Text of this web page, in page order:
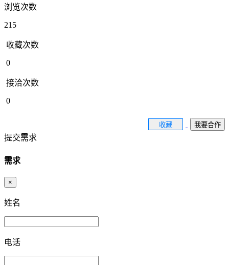
浏览次数
215
收藏次数
0
接洽次数
0
收藏 我要合作
提交需求
需求
×
姓名
电话